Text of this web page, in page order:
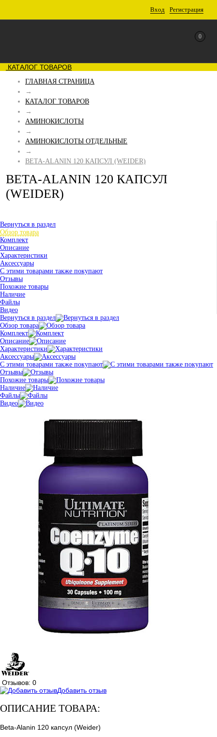
Вход Регистрация
0
КАТАЛОГ ТОВАРОВ
ГЛАВНАЯ СТРАНИЦА
→
КАТАЛОГ ТОВАРОВ
→
АМИНОКИСЛОТЫ
→
АМИНОКИСЛОТЫ ОТДЕЛЬНЫЕ
→
BETA-ALANIN 120 КАПСУЛ (WEIDER)
BETA-ALANIN 120 КАПСУЛ
(WEIDER)
Вернуться в раздел
Обзор товара
Комплект
Описание
Характеристики
Аксессуары
С этими товарами также покупают
Отзывы
Похожие товары
Наличие
Файлы
Видео
Вернуться в раздел
Обзор товара
Комплект
Описание
Характеристики
Аксессуары
С этими товарами также покупают
Отзывы
Похожие товары
Наличие
Файлы
Видео
Отзывов: 0
Добавить отзыв
ОПИСАНИЕ ТОВАРА:
Beta-Alanin 120 капсул (Weider)